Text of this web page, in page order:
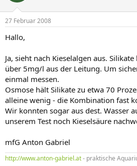
27 Februar 2008
Hallo,
Ja, sieht nach Kieselalgen aus.
über 5mg/l aus der Leitung. Um
einmal messen.
Osmose hält Silikate zu etwa 70
alleine wenig - die Kombination fast
Wir konnten sogar aus dest. Wasser
unserem Test noch Kieselsäure
mfG Anton Gabriel
http://www.anton-gabriel.at- praktische